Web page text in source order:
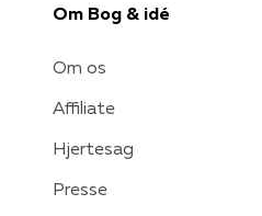
Om Bog & idé
Om os
Affiliate
Hjertesag
Presse